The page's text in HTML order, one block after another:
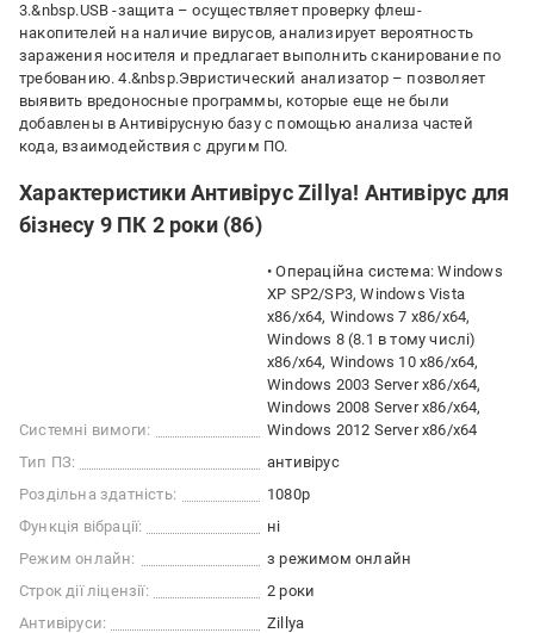
3.&nbsp.USB -защита – осуществляет проверку флеш-
накопителей на наличие вирусов, анализирует вероятность
заражения носителя и предлагает выполнить сканирование по
требованию. 4.&nbsp.Эвристический анализатор – позволяет
выявить вредоносные программы, которые еще не были
добавлены в Антивірусную базу с помощью анализа частей
кода, взаимодействия с другим ПО.
Характеристики Антивірус Zillya! Антивірус для
бізнесу 9 ПК 2 роки (86)
Системні вимоги:
• Операційна система: Windows
XP SP2/SP3, Windows Vista
x86/x64, Windows 7 x86/x64,
Windows 8 (8.1 в тому числі)
x86/x64, Windows 10 x86/x64,
Windows 2003 Server x86/x64,
Windows 2008 Server x86/x64,
Windows 2012 Server x86/x64
Тип ПЗ:
антивірус
Роздільна здатність:
1080p
Функція вібрації:
ні
Режим онлайн:
з режимом онлайн
Строк дії ліцензії:
2 роки
Антивіруси:
Zillya